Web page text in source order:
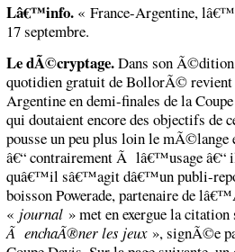
Lâ€™info. « France-Argentine,
17 septembre.
Le dÃ©cryptage.Dans son
quotidien gratuit de BollorÃ© revient
Argentine en demi-finales de la
qui doutaient encore des objectifs de
pousse un peu plus loin le
â€“ contrairement Ã lâ€™usage
quâ€™il sâ€™agit dâ€™un publi-
boisson Powerade, partenaire de
« journal » met en exergue la
Ã enchaÃ®ner les jeux», signÃ©e